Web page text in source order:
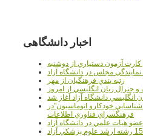
اخبار دانشگاهی
کارت آزمون دستياري از دوشنبه
مجلس در دانشگاه آزاد
رتبه بندي فرهنگيان از مهر
و جنرال زبان انگليسي از امروز
انگليسي دانشگاه آزاد آغاز شد
خودکارو اتوماسيون"در
فرهنگسراي فناوري اطلاعات